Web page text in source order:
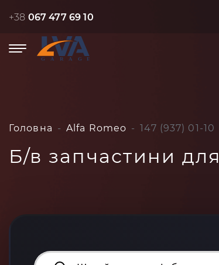
+38 067 477 69 10
Головна Alfa Romeo 147 (937) 01-10
Б/в запчастини для